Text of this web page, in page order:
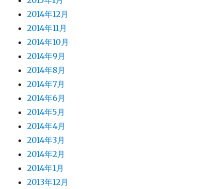
2014年12月
2014年11月
2014年10月
2014年9月
2014年8月
2014年7月
2014年6月
2014年5月
2014年4月
2014年3月
2014年2月
2014年1月
2013年12月